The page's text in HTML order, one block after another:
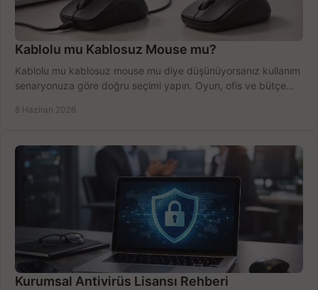
Kablolu mu Kablosuz Mouse mu?
Kablolu mu kablosuz mouse mu diye düşünüyorsanız kullanım
senaryonuza göre doğru seçimi yapın. Oyun, ofis ve bütçe
8 Haziran 2026
Kurumsal Antivirüs Lisansı Rehberi